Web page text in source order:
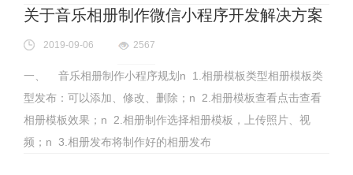
关于音乐相册制作微信小程序开发解决方案
2019-09-06 2567
一、 音乐相册制作小程序规划n 1.相册模板类型相册模板类
型发布：可以添加、修改、删除；n 2.相册模板查看点击查看
相册模板效果；n 2.相册制作选择相册模板，上传照片、视
频；n 3.相册发布将制作好的相册发布